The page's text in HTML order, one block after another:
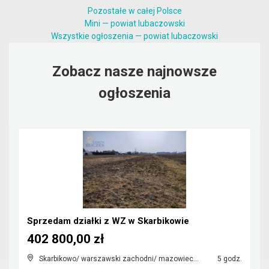
Pozostałe w całej Polsce
Mini — powiat lubaczowski
Wszystkie ogłoszenia — powiat lubaczowski
Zobacz nasze najnowsze
ogłoszenia
Sprzedam działki z WZ w Skarbikowie
Skarbikowo/ warszawski zachodni/ mazowieckie 5 godz.
402 800,00 zł